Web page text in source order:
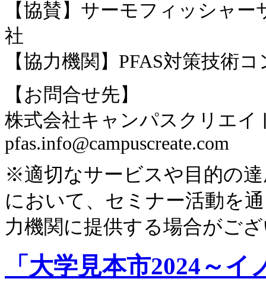
【協賛】サーモフィッシャ
社
【協力機関】PFAS対策技術
【お問合せ先】
株式会社キャンパスクリエイ
pfas.info@campuscreate.com
※適切なサービスや目的の
において、セミナー活動を
力機関に提供する場合がご
「大学見本市2024～